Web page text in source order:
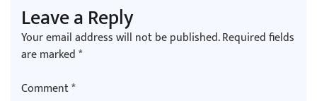
Leave a Reply
Your email address will not be published.Required fields
are marked*
Comment*